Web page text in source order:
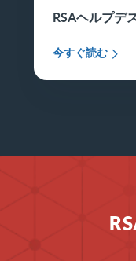
RSAヘルプデ
今すぐ読む